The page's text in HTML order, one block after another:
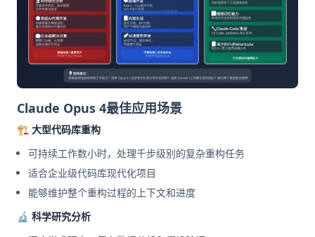
Claude Opus 4最佳应用场景
🏗️ 大型代码库重构
可持续工作数小时，处理千步级别的复杂重构任务
适合企业级代码库现代化项目
能够维护整个重构过程的上下文和进度
🔬 科学研究分析